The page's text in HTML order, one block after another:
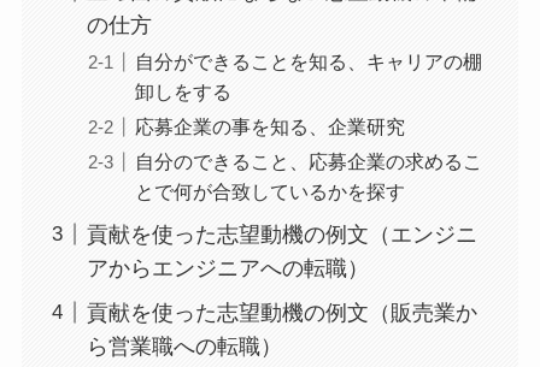
の仕方
自分ができることを知る、キャリアの棚
卸しをする
応募企業の事を知る、企業研究
自分のできること、応募企業の求めるこ
とで何が合致しているかを探す
貢献を使った志望動機の例文（エンジニ
アからエンジニアへの転職）
貢献を使った志望動機の例文（販売業か
ら営業職への転職）